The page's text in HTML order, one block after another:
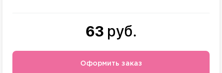
63 руб.
Оформить заказ